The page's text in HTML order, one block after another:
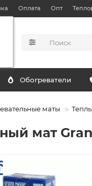
Оплата Опт
Обогреватели
маты
мат